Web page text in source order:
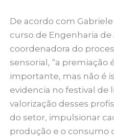
De acordo com
curso de Engenharia
coordenadora do
sensorial, “a premiação
importante, mas não é
evidencia no festival de
valorização desses
do setor, impulsionar
produção e o consumo